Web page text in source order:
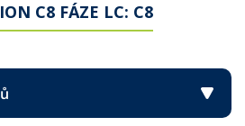
C8 FÁZE LC: C8